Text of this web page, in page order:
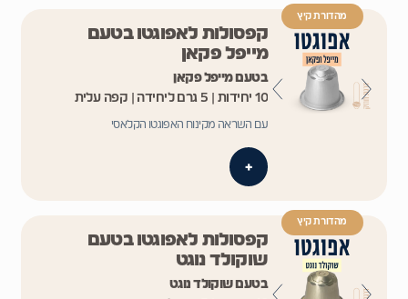
מהדורת קיץ
קפסולות לאפוגטו בטעם
מייפל פקאן
בטעם מייפל פקאן
10 יחידות | 5 גרם ליחידה | קפה עלית
עם השראה מקינוח האפוגטו הקלאסי
+
מהדורת קיץ
קפסולות לאפוגטו בטעם
שוקולד נוגט
בטעם שוקולד נוגט